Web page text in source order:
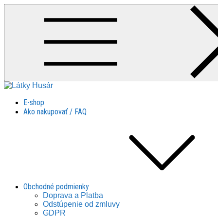
Skip
Látky Husár
Látky Husár
E-shop
Ako nakupovať / FAQ
Obchodné podmienky
Doprava a Platba
Odstúpenie od zmluvy
GDPR